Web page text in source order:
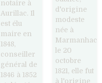
notaire à
Aurillac. Il
est élu
maire en
1848,
conseiller
général de
1846 à 1852
d'origine
modeste
née à
Marmanhac
le 20
octobre
1821, elle fut
à l'origine